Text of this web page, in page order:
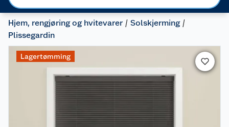
Hjem, rengjøring og hvitevarer
Solskjerming
Plissegardin
Lagertømming